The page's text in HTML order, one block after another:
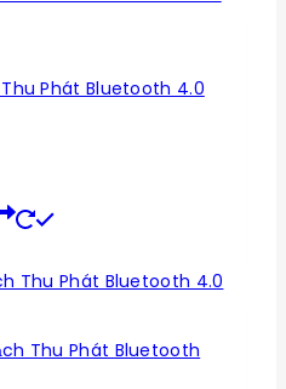
Thu Phát Bluetooth 4.0
Thu Phát Bluetooth